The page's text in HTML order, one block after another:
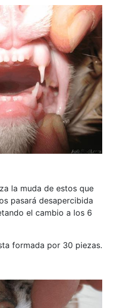
la muda de estos que
pasará desapercibida
el cambio a los 6
formada por 30 piezas.